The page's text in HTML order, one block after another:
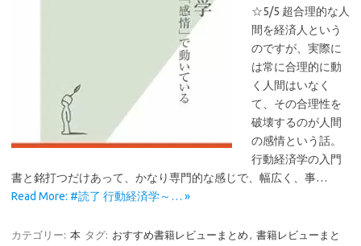
☆5/5 超合理的な人
間を経済人という
のですが、実際に
は常に合理的に動
く人間はいなく
て、その合理性を
破壊するのが人間
の感情という話。
行動経済学の入門
書と銘打つだけあって、かなり専門的な感じで、幅広く、事…
Read More: #読了 行動経済学～… »
カテゴリー: 本 タグ: おすすめ書籍レビューまとめ , 書籍レビューまと